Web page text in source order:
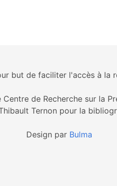
but de faciliter l'accès à la
de Recherche sur la
Ternon pour la
Design par Bulma